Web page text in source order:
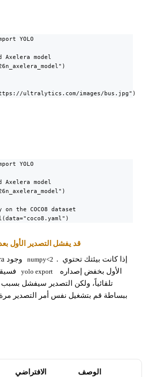
YOLO
Axelera model
ultralytics.com/images/bus.jpg")
YOLO
Axelera model
the COCO8 dataset
قد يفشل التصدير الأول
numpy<2 . إذا كانت بيئتك تحتوي
yolo export
تلقائياً، ولكن التصدير سيفشل بسبب
ببساطة قم بتشغيل نفس أمر التصدير
الافتراضي الوصف